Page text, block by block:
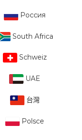
Россия
South Africa
Schweiz
UAE
台灣
Polsce